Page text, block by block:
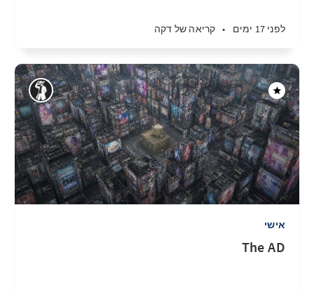
לפני 17 ימים • קריאה של דקה
אישי
The AD